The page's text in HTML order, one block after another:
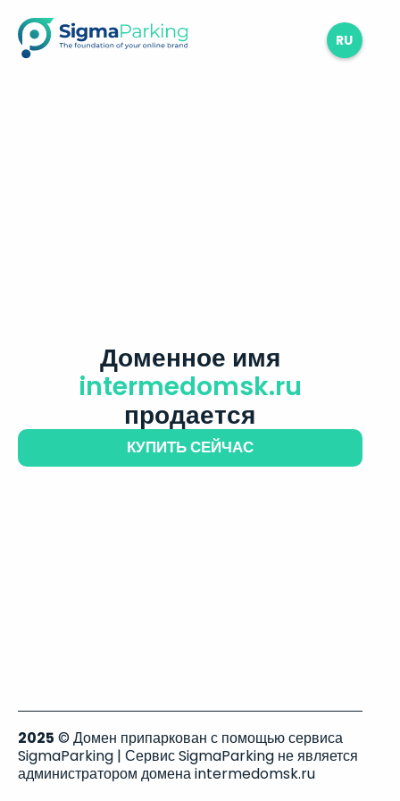
RU
Доменное имя
intermedomsk.ru
продается
КУПИТЬ СЕЙЧАС
2025 © Домен припаркован с помощью сервиса
SigmaParking | Сервис SigmaParking не является
администратором домена intermedomsk.ru